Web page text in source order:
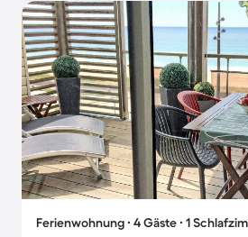
Ferienwohnung ∙ 4 Gäste ∙ 1